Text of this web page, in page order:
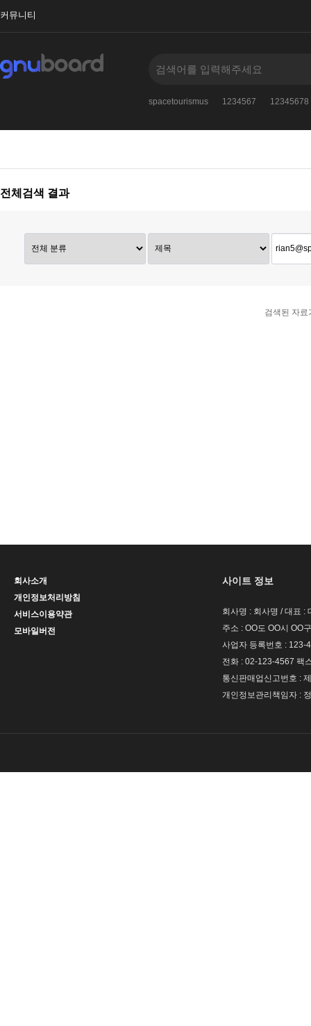
커뮤니티
spacetourismus 1234567 12345678
전체검색 결과
검색된 자료
회사소개
개인정보처리방침
서비스이용약관
모바일버전
사이트 정보
회사명 : 회사명 / 대표 :
주소 : OO도 OO시 OO
사업자 등록번호 : 123-
전화 : 02-123-4567 팩
통신판매업신고번호 :
개인정보관리책임자 :